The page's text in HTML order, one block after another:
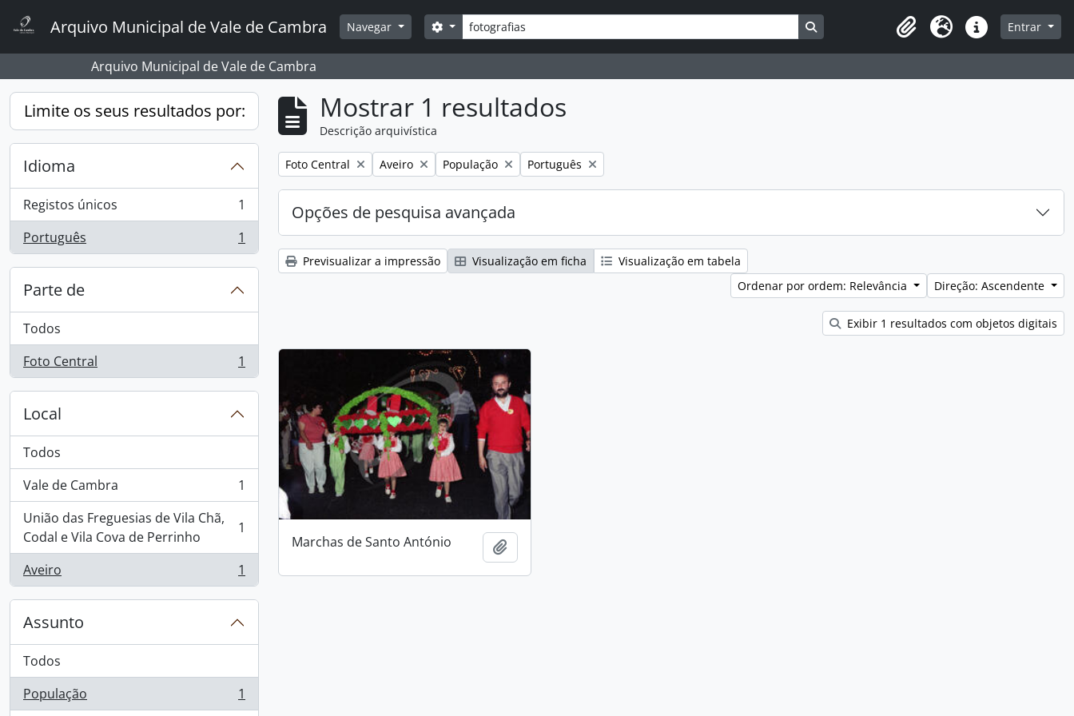
Arquivo Municipal de Vale de Cambra Navegar Pesquisar
Opções de busca Busque na página de navegação
Clipboard
Idioma Ligações rápidas
Entrar
Arquivo Municipal de Vale de Cambra
Limite os seus resultados por:
Idioma
Registos únicos
, 1 resultados
1
Português
, 1 resultados 1
Parte de
Todos
Foto Central
, 1 resultados 1
Local
Todos
Vale de Cambra
, 1 resultados
1
União das Freguesias de Vila Chã,
Codal e Vila Cova de Perrinho
, 1 resultados 1
Aveiro
, 1 resultados 1
Assunto
Todos
População
, 1 resultados 1
Mostrar 1 resultados
Descrição arquivística
Remover filtro:
Foto Central Remover filtro:
Aveiro Remover filtro:
População Remover filtro:
Português
Opções de pesquisa avançada
Previsualizar a impressão Visualização em ficha
Visualização em tabela
Ordenar por ordem: Relevância
Direção: Ascendente
Exibir 1 resultados com objetos digitais
Marchas de Santo António